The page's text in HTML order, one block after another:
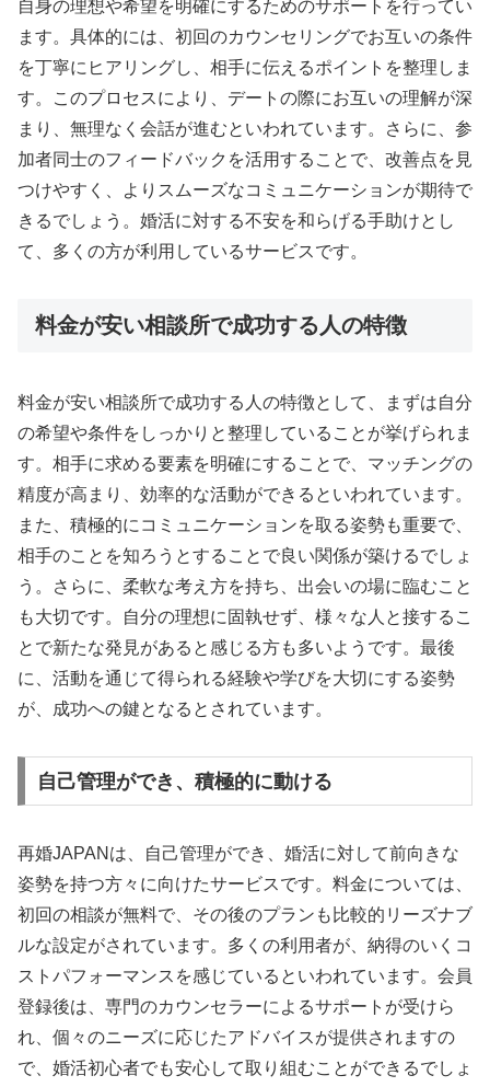
自身の理想や希望を明確にするためのサポートを行ってい
ます。具体的には、初回のカウンセリングでお互いの条件
を丁寧にヒアリングし、相手に伝えるポイントを整理しま
す。このプロセスにより、デートの際にお互いの理解が深
まり、無理なく会話が進むといわれています。さらに、参
加者同士のフィードバックを活用することで、改善点を見
つけやすく、よりスムーズなコミュニケーションが期待で
きるでしょう。婚活に対する不安を和らげる手助けとし
て、多くの方が利用しているサービスです。
料金が安い相談所で成功する人の特徴
料金が安い相談所で成功する人の特徴として、まずは自分
の希望や条件をしっかりと整理していることが挙げられま
す。相手に求める要素を明確にすることで、マッチングの
精度が高まり、効率的な活動ができるといわれています。
また、積極的にコミュニケーションを取る姿勢も重要で、
相手のことを知ろうとすることで良い関係が築けるでしょ
う。さらに、柔軟な考え方を持ち、出会いの場に臨むこと
も大切です。自分の理想に固執せず、様々な人と接するこ
とで新たな発見があると感じる方も多いようです。最後
に、活動を通じて得られる経験や学びを大切にする姿勢
が、成功への鍵となるとされています。
自己管理ができ、積極的に動ける
再婚JAPANは、自己管理ができ、婚活に対して前向きな
姿勢を持つ方々に向けたサービスです。料金については、
初回の相談が無料で、その後のプランも比較的リーズナブ
ルな設定がされています。多くの利用者が、納得のいくコ
ストパフォーマンスを感じているといわれています。会員
登録後は、専門のカウンセラーによるサポートが受けら
れ、個々のニーズに応じたアドバイスが提供されますの
で、婚活初心者でも安心して取り組むことができるでしょ